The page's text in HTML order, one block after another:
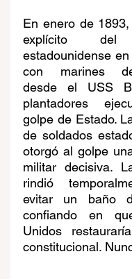
En enero de
explícito del
estadounidense
con marines
desde el USS
plantadores
golpe de Estado.
de soldados
otorgó al golpe
militar decisiva.
rindió
evitar un baño
confiando en
Unidos
constitucional.